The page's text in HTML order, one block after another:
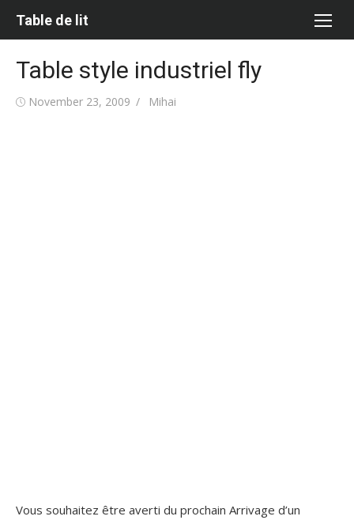
Table de lit
Table style industriel fly
Posted
November 23, 2009 Author
Mihai
Vous souhaitez être averti du prochain Arrivage d’un